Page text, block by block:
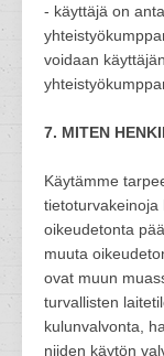
- käyttäjä on
voidaan
7. MITEN
Käytämme
tietoturvakeinoja
oikeudetonta
muuta
ovat muun
turvallisten
kulunvalvonta,
niiden käytön